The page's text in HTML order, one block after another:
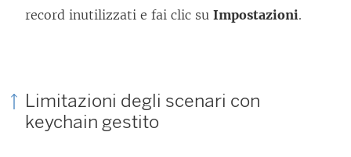
record inutilizzati e fai clic su Impostazioni.
Limitazioni degli scenari con
keychain gestito